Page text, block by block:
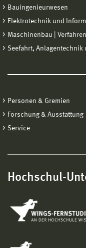
Bauingenieurwesen
Elektrotechnik und
Maschinenbau |
Seefahrt, Anlagentechnik
Personen & Gremien
Forschung & Ausstattung
Service
Hochschul-